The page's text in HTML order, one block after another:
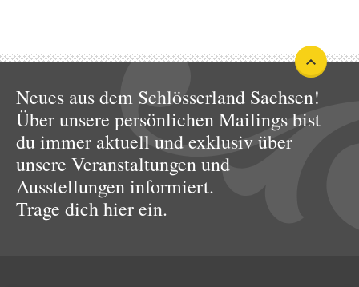
Neues aus dem Schlösserland Sachsen!
Über unsere persönlichen Mailings bist
du immer aktuell und exklusiv über
unsere Veranstaltungen und
Ausstellungen informiert.
Trage dich hier ein.